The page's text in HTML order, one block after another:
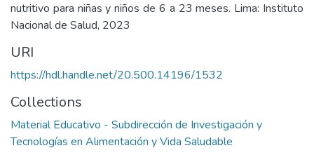
nutritivo para niñas y niños de 6 a 23 meses. Lima: Instituto
Nacional de Salud, 2023
URI
https://hdl.handle.net/20.500.14196/1532
Collections
Material Educativo - Subdirección de Investigación y
Tecnologías en Alimentación y Vida Saludable